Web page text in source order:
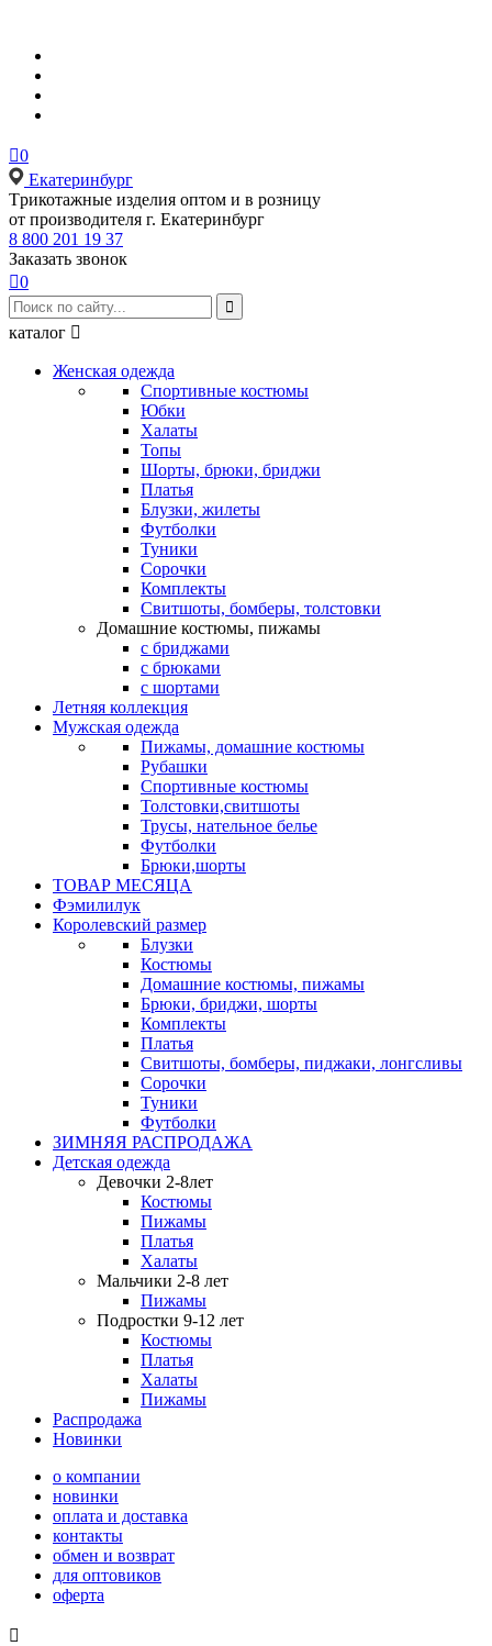
0
Екатеринбург
Tрикотажные изделия оптом и в розницу
от производителя г. Екатеринбург
8 800 201 19 37
Заказать звонок
0

каталог 
Женская одежда
Спортивные костюмы
Юбки
Халаты
Топы
Шорты, брюки, бриджи
Платья
Блузки, жилеты
Футболки
Туники
Сорочки
Комплекты
Свитшоты, бомберы, толстовки
Домашние костюмы, пижамы
с бриджами
с брюками
с шортами
Летняя коллекция
Мужская одежда
Пижамы, домашние костюмы
Рубашки
Спортивные костюмы
Толстовки,свитшоты
Трусы, нательное белье
Футболки
Брюки,шорты
ТОВАР МЕСЯЦА
Фэмилилук
Королевский размер
Блузки
Костюмы
Домашние костюмы, пижамы
Брюки, бриджи, шорты
Комплекты
Платья
Свитшоты, бомберы, пиджаки, лонгсливы
Сорочки
Туники
Футболки
ЗИМНЯЯ РАСПРОДАЖА
Детская одежда
Девочки 2-8лет
Костюмы
Пижамы
Платья
Халаты
Мальчики 2-8 лет
Пижамы
Подростки 9-12 лет
Костюмы
Платья
Халаты
Пижамы
Распродажа
Новинки
о компании
новинки
оплата и доставка
контакты
обмен и возврат
для оптовиков
оферта
